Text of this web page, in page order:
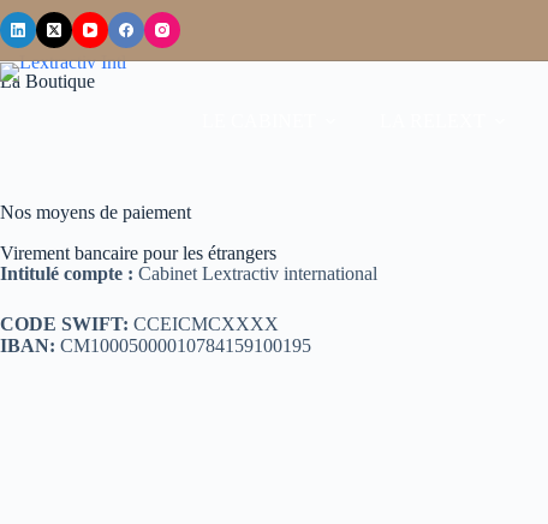
La Boutique
Nos moyens de paiement
Virement bancaire pour les étrangers
Intitulé compte : Cabinet Lextractiv international
CODE SWIFT: CCEICMCXXXX
IBAN: CM10005000010784159100195